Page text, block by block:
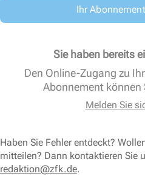
Ihr
Sie haben bereits
Den Online-Zugang zu
Abonnement können
Melden Sie
Haben Sie Fehler entdeckt?
mitteilen? Dann kontaktieren Sie
redaktion@zfk.de.